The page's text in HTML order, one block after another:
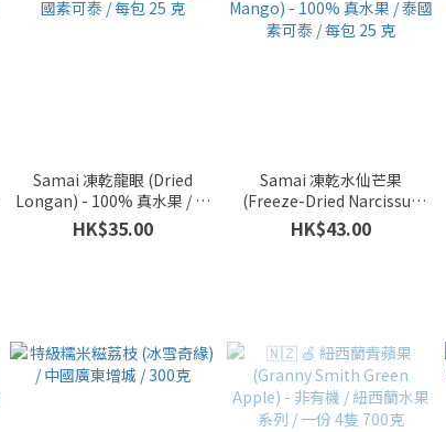
Samai 凍乾龍眼 (Dried
Longan) - 100% 真水果 / 泰
國素可泰 / 每包 25 克
HK$35.00
Samai 凍乾水仙芒果
(Freeze-Dried Narcissus
Mango) - 100% 真水果 / 泰國
素可泰 / 每包 25 克
HK$43.00